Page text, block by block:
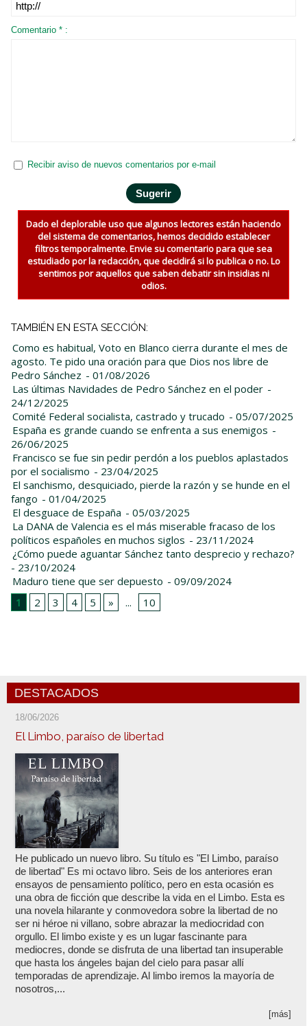
Comentario * :
Recibir aviso de nuevos comentarios por e-mail
Dado el deplorable uso que algunos lectores están haciendo
del sistema de comentarios, hemos decidido establecer
filtros temporalmente. Envie su comentario para que sea
estudiado por la redacción, que decidirá si lo publica o no. Lo
sentimos por aquellos que saben debatir sin insidias ni
odios.
TAMBIÉN EN ESTA SECCIÓN:
Como es habitual, Voto en Blanco cierra durante el mes de
agosto. Te pido una oración para que Dios nos libre de
Pedro Sánchez - 01/08/2026
Las últimas Navidades de Pedro Sánchez en el poder -
24/12/2025
Comité Federal socialista, castrado y trucado - 05/07/2025
España es grande cuando se enfrenta a sus enemigos -
26/06/2025
Francisco se fue sin pedir perdón a los pueblos aplastados
por el socialismo - 23/04/2025
El sanchismo, desquiciado, pierde la razón y se hunde en el
fango - 01/04/2025
El desguace de España - 05/03/2025
La DANA de Valencia es el más miserable fracaso de los
políticos españoles en muchos siglos - 23/11/2024
¿Cómo puede aguantar Sánchez tanto desprecio y rechazo?
- 23/10/2024
Maduro tiene que ser depuesto - 09/09/2024
1
2 3 4 5 » ... 10
DESTACADOS
18/06/2026
El Limbo, paraíso de libertad
He publicado un nuevo libro. Su título es "El Limbo, paraíso
de libertad" Es mi octavo libro. Seis de los anteriores eran
ensayos de pensamiento político, pero en esta ocasión es
una obra de ficción que describe la vida en el Limbo. Esta es
una novela hilarante y conmovedora sobre la libertad de no
ser ni héroe ni villano, sobre abrazar la mediocridad con
orgullo. El limbo existe y es un lugar fascinante para
mediocres, donde se disfruta de una libertad tan insuperable
que hasta los ángeles bajan del cielo para pasar allí
temporadas de aprendizaje. Al limbo iremos la mayoría de
nosotros,...
[más]